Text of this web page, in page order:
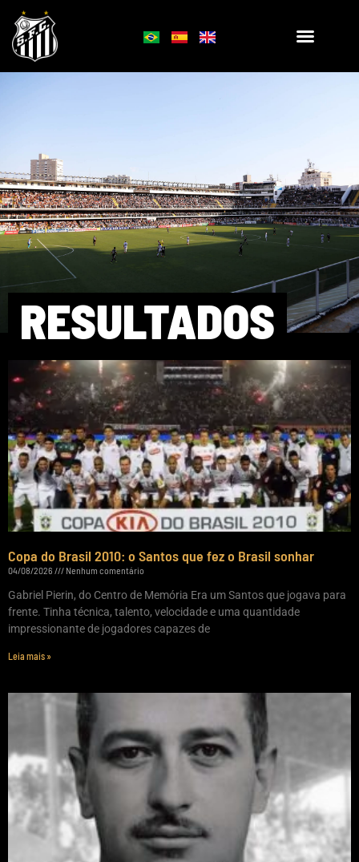
RESULTADOS
Copa do Brasil 2010: o Santos que fez o Brasil sonhar
04/08/2026 Nenhum comentário
Gabriel Pierin, do Centro de Memória Era um Santos que jogava para
frente. Tinha técnica, talento, velocidade e uma quantidade
impressionante de jogadores capazes de
Leia mais »